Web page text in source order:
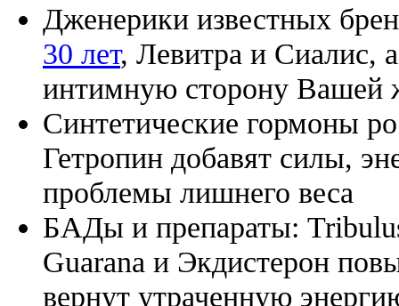
Дженерики известных
30 лет, Левитра и Сиалис,
интимную сторону Вашей
Синтетические гормоны
Гетропин добавят силы,
проблемы лишнего веса
БАДы и препараты:
Guarana и Экдистерон
вернут утраченную